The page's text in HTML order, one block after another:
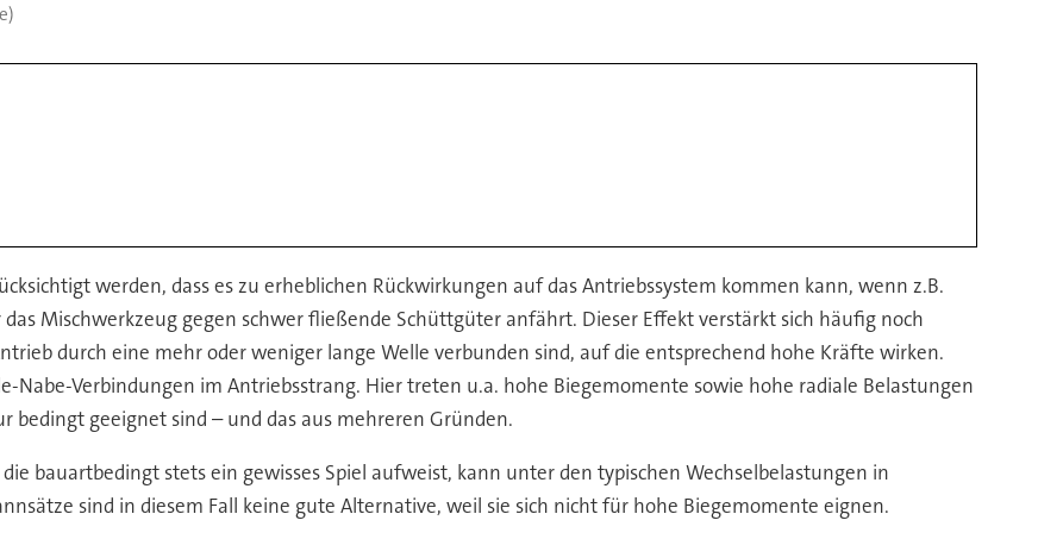
werden, dass es zu erheblichen Rückwirkungen auf das Antriebssystem kommen kann, wenn z.B.
Mischwerkzeug gegen schwer fließende Schüttgüter anfährt. Dieser Effekt verstärkt sich häufig noch
durch eine mehr oder weniger lange Welle verbunden sind, auf die entsprechend hohe Kräfte wirken.
Nabe-Verbindungen im Antriebsstrang. Hier treten u.a. hohe Biegemomente sowie hohe radiale Belastungen
geeignet sind – und das aus mehreren Gründen.
bauartbedingt stets ein gewisses Spiel aufweist, kann unter den typischen Wechselbelastungen in
sind in diesem Fall keine gute Alternative, weil sie sich nicht für hohe Biegemomente eignen.